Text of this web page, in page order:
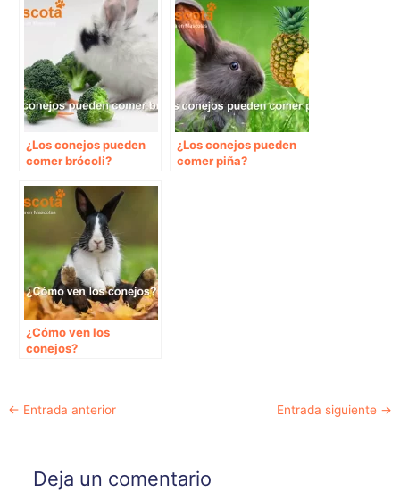
¿Los conejos pueden
comer brócoli?
¿Los conejos pueden
comer piña?
¿Cómo ven los
conejos?
Navegación
← Entrada anterior Entrada siguiente →
Deja un comentario